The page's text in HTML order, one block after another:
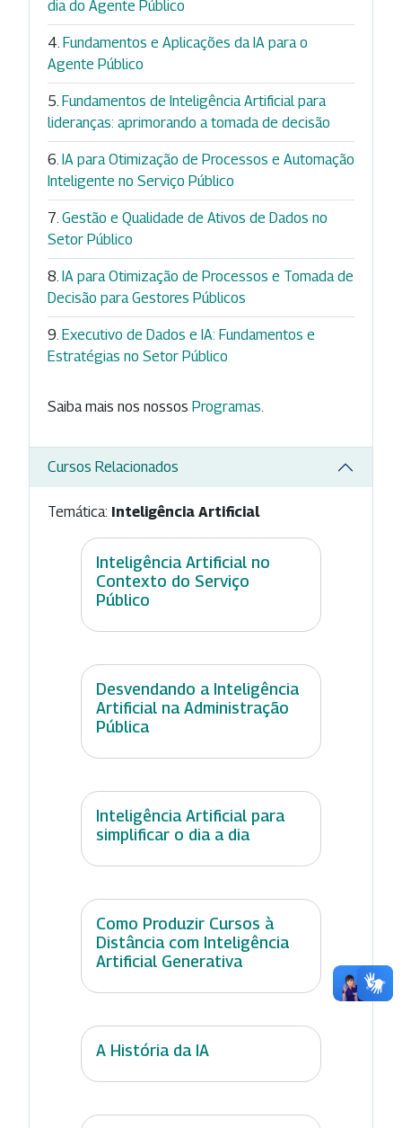
dia do Agente Público
Fundamentos e Aplicações da IA para o
Agente Público
Fundamentos de Inteligência Artificial para
lideranças: aprimorando a tomada de decisão
IA para Otimização de Processos e Automação
Inteligente no Serviço Público
Gestão e Qualidade de Ativos de Dados no
Setor Público
IA para Otimização de Processos e Tomada de
Decisão para Gestores Públicos
Executivo de Dados e IA: Fundamentos e
Estratégias no Setor Público
Saiba mais nos nossos Programas
Cursos Relacionados
Temática: Inteligência Artificial
Inteligência Artificial no
Contexto do Serviço
Público
Desvendando a Inteligência
Artificial na Administração
Pública
Inteligência Artificial para
simplificar o dia a dia
Como Produzir Cursos à
Distância com Inteligência
Artificial Generativa
A História da IA